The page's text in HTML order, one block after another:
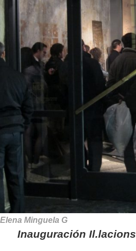
Elena Minguela G
Inauguración Il.lacions